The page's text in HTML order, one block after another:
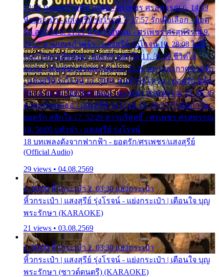
12:23 มอเตอร์ไซค์ทำหล่น - ศรเพชร ศรสุพรรณ 6. 14:49
หิ้วกระเป๋า - แสงสุรีย์ รุ่งโรจน์ 7. 17:57 รักเผื่อเลือก - ยอด
รัก สลักใจ 8. 21:21 น้ำตาไอ้หนุ่ม - ศรเพชร ศรสุพรรณ 9.
24:27 สามเณรกำพร้า - แสงสุรีย์ รุ่งโรจน์ 10. 28:08 ไม่มี
เวลาไปหาเมียน้อย - ยอดรัก สลักใจ 11. 31:29 ชีวิตไอ้
ธรรม - ศรเพชร ศรสุพรรณ 12. 35:26 ทหารอากาศขาดรัก
- แสงสุรีย์ รุ่งโรจน์ 13. 39:01 คนหัวใจโทรม - ยอดรัก สลัก
ใจ 14. 42:49 ไอ้หวังตายแน่ - ศรเพชร ศรสุพรรณ 15. 46:35
ธาตุแท้ของเธอ - แสงสุรีย์ รุ่งโรจน์ 16. 49:57 กำนันกำใน -
ยอดรัก สลักใจ 17. 52:29 สาวบริสุทธิ์ - ศรเพชร ศรสุพรรณ
18. 56:05 แต๋วจ๋า - แสงสุรีย์ รุ่งโรจน์
18 บทเพลงดังจากฟากฟ้า - ยอดรัก/ศรเพชร/แสงสุรีย์
(Official Audio)
29 views • 04.08.2569
1. 00:00 หิ้วกระเป๋า 2. 03:30 แย่งกระเป๋า
หิ้วกระเป๋า | แสงสุรีย์ รุ่งโรจน์ - แย่งกระเป๋า | เตือนใจ บุญ
พระรักษา (KARAOKE)
21 views • 03.08.2569
1. 00:00 หิ้วกระเป๋า 2. 03:30 แย่งกระเป๋า
หิ้วกระเป๋า | แสงสุรีย์ รุ่งโรจน์ - แย่งกระเป๋า | เตือนใจ บุญ
พระรักษา (ซาวด์ดนตรี) (KARAOKE)